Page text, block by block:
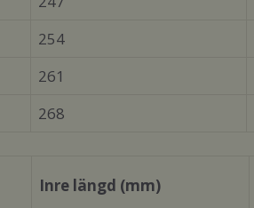
254
261
268
Inre längd (mm)